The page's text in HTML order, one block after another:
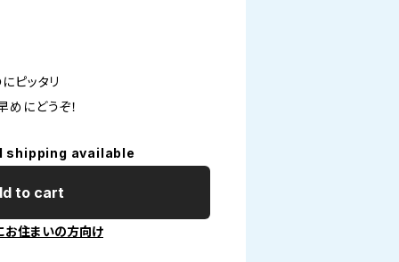
ピッタリ
にどうぞ！
shipping available
to cart
お住まいの方向け